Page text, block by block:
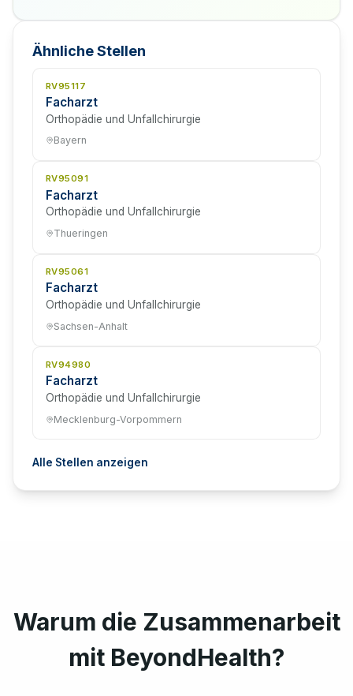
Ähnliche Stellen
RV95117
Facharzt
Orthopädie und Unfallchirurgie
Bayern
RV95091
Facharzt
Orthopädie und Unfallchirurgie
Thueringen
RV95061
Facharzt
Orthopädie und Unfallchirurgie
Sachsen-Anhalt
RV94980
Facharzt
Orthopädie und Unfallchirurgie
Mecklenburg-Vorpommern
Alle Stellen anzeigen
Warum die Zusammenarbeit
mit BeyondHealth?